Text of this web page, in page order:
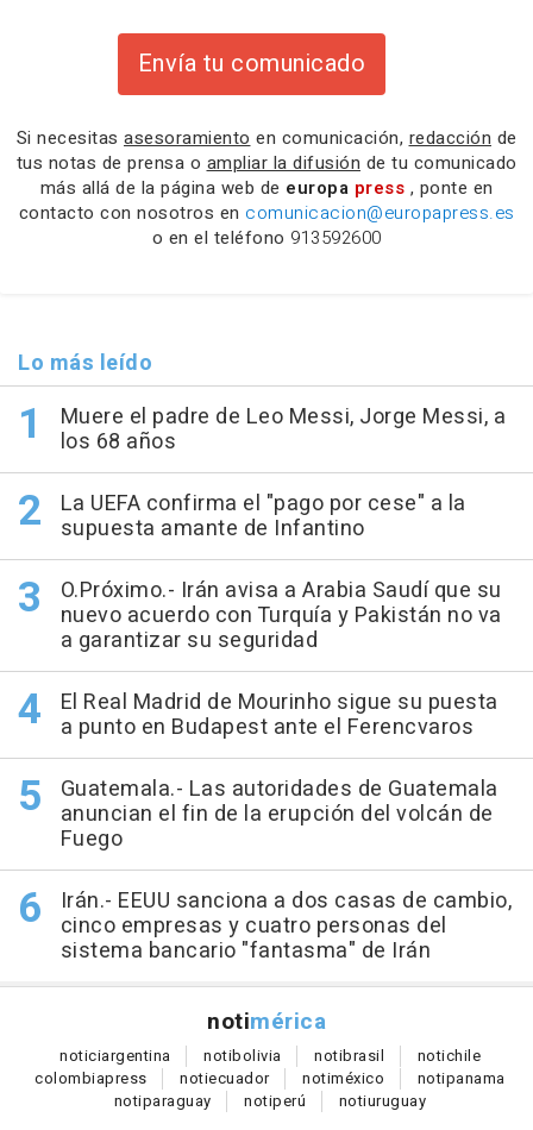
Envía tu comunicado
Si necesitas asesoramiento en comunicación, redacción de
tus notas de prensa o ampliar la difusión de tu comunicado
más allá de la página web de europa press , ponte en
contacto con nosotros en comunicacion@europapress.es
o en el teléfono 913592600
Lo más leído
Muere el padre de Leo Messi, Jorge Messi, a
los 68 años
La UEFA confirma el "pago por cese" a la
supuesta amante de Infantino
O.Próximo.- Irán avisa a Arabia Saudí que su
nuevo acuerdo con Turquía y Pakistán no va
a garantizar su seguridad
El Real Madrid de Mourinho sigue su puesta
a punto en Budapest ante el Ferencvaros
Guatemala.- Las autoridades de Guatemala
anuncian el fin de la erupción del volcán de
Fuego
Irán.- EEUU sanciona a dos casas de cambio,
cinco empresas y cuatro personas del
sistema bancario "fantasma" de Irán
notimérica
noticiargentina notibolivia notibrasil notichile
colombiapress notiecuador notiméxico notipanama
notiparaguay notiperú notiuruguay